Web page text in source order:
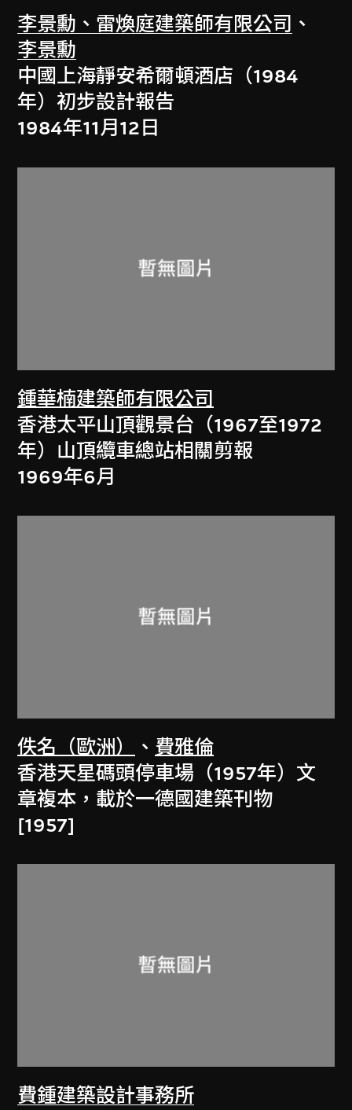
李景勳、雷煥庭建築師有限公司 、
李景勳
中國上海靜安希爾頓酒店（1984
年）初步設計報告
1984年11月12日
鍾華楠建築師有限公司
香港太平山頂觀景台（1967至1972
年）山頂纜車總站相關剪報
1969年6月
佚名（歐洲） 、 費雅倫
香港天星碼頭停車場（1957年）文
章複本，載於一德國建築刊物
[1957]
費鍾建築設計事務所